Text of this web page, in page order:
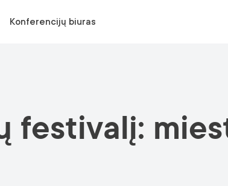
Atvykimo gidas
Meet a Local
Susisiekite
Renginiai
Karjera
Lietuvių kalbos
Konferencijų biuras
Apie mus
Finansinė pagalba
festivalį: